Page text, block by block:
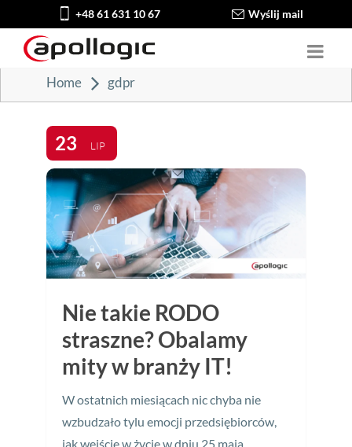
+48 61 631 10 67 Wyślij mail
Home gdpr
23 LIP
Nie takie RODO
straszne? Obalamy
mity w branży IT!
W ostatnich miesiącach nic chyba nie
wzbudzało tylu emocji przedsiębiorców,
jak wejście w życie w dniu 25 maja